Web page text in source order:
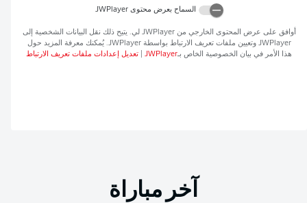
السماح بعرض محتوىJWPlayer
على عرض المحتوى الخارجي من JWPlayer لي. يتيح ذلك نقل البيانات الشخصية إلى
JWPlayer وتعيين ملفات تعريف الارتباط بواسطةJWPlayer . يُمكنك معرفة المزيد حول
الأمر في بيان الخصوصية الخاص بـJWPlayer
|تعديل إعدادات ملفات تعريف الارتباط
آخر مباراة